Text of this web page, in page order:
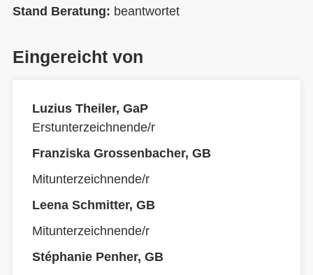
Stand Beratung: beantwortet
Eingereicht von
Luzius Theiler, GaP
Erstunterzeichnende/r
Franziska Grossenbacher, GB
Mitunterzeichnende/r
Leena Schmitter, GB
Mitunterzeichnende/r
Stéphanie Penher, GB